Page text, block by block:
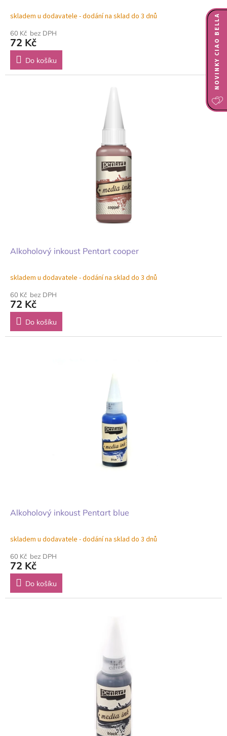
skladem u dodavatele - dodání na sklad do 3 dnů
60 Kč bez DPH
72 Kč
Do košíku
Alkoholový inkoust Pentart cooper
skladem u dodavatele - dodání na sklad do 3 dnů
60 Kč bez DPH
72 Kč
Do košíku
Alkoholový inkoust Pentart blue
skladem u dodavatele - dodání na sklad do 3 dnů
60 Kč bez DPH
72 Kč
Do košíku
NOVINKY CIAO BELLA